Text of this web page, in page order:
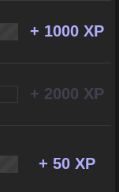
+ 1000 XP
+ 2000 XP
+ 50 XP